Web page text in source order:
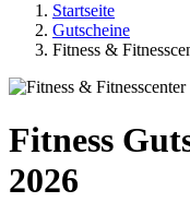
Startseite
Gutscheine
Fitness &
Fitness
2026